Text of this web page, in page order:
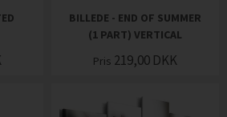
BILLEDE - END OF SUMMER
(1 PART) VERTICAL
Pris 219,00 DKK